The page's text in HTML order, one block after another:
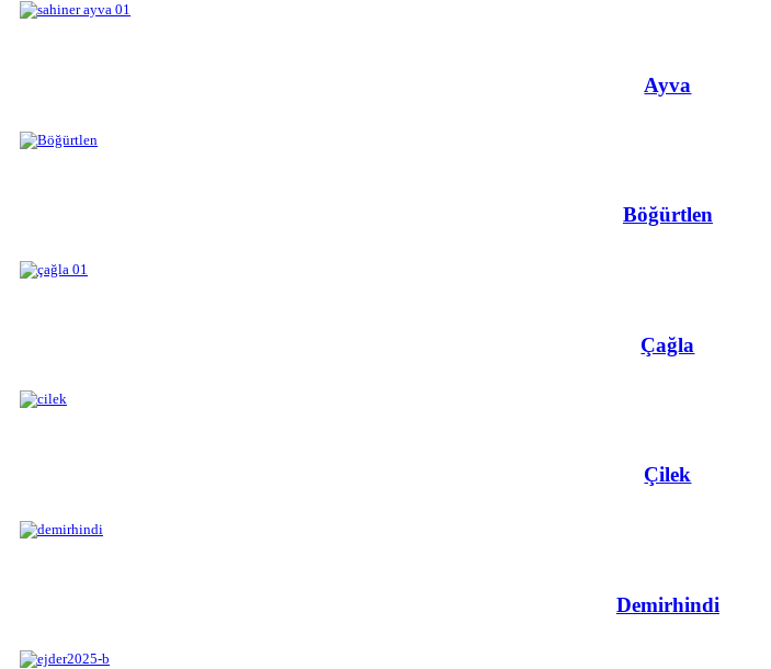
Ayva
Böğürtlen
Çağla
Çilek
Demirhindi